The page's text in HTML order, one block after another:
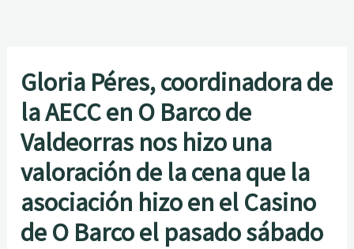
Gloria Péres, coordinadora de
la AECC en O Barco de
Valdeorras nos hizo una
valoración de la cena que la
asociación hizo en el Casino
de O Barco el pasado sábado